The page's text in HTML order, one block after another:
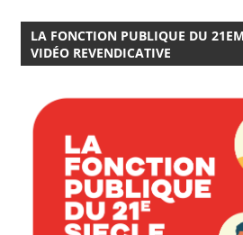
LA FONCTION PUBLIQUE DU
VIDÉO REVENDICATIVE